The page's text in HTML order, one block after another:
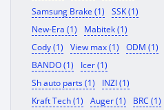
Samsung Brake (1)
SSK (1)
New-Era (1)
Mabitek (1)
Cody (1)
View max (1)
ODM (1)
BANDO (1)
Icer (1)
Sh auto parts (1)
INZI (1)
Kraft Tech (1)
Auger (1)
BRC (1)